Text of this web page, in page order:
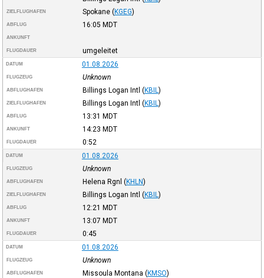
ZIELFLUGHAFEN Spokane (KGEG)
ABFLUG 16:05 MDT
ANKUNFT
FLUGDAUER umgeleitet
DATUM 01.08.2026
FLUGZEUG Unknown
ABFLUGHAFEN Billings Logan Intl (KBIL )
ZIELFLUGHAFEN Billings Logan Intl (KBIL )
ABFLUG 13:31 MDT
ANKUNFT 14:23 MDT
FLUGDAUER 0:52
DATUM 01.08.2026
FLUGZEUG Unknown
ABFLUGHAFEN Helena Rgnl (KHLN)
ZIELFLUGHAFEN Billings Logan Intl (KBIL )
ABFLUG 12:21 MDT
ANKUNFT 13:07 MDT
FLUGDAUER 0:45
DATUM 01.08.2026
FLUGZEUG Unknown
ABFLUGHAFEN Missoula Montana (KMSO)